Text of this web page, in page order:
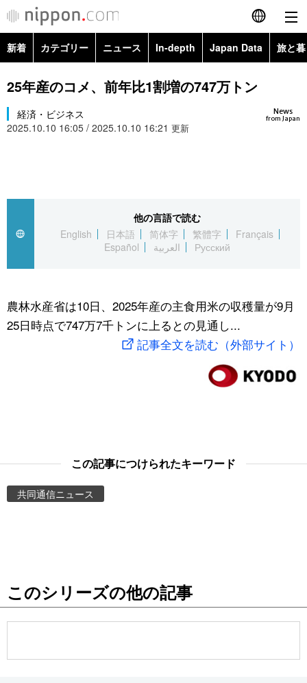
English
简体字
カテゴリー
文化
動画/Live
Images
お知らせ
新着 カテゴリー ニュース In-depth Japan Data 旅と
政治・外交
経済・ビジネス
スポーツ・東京2020
Images
25年産のコメ、前年比1割増の747万トン
News
from Japan
経済・ビジネス
2025.10.10 16:05 / 2025.10.10 16:21 更新
他の言語で読む
English
日本語 简体字 繁體字
Français
Español
العربية Русский
農林水産省は10日、2025年産の主食用米の収穫量が9月
25日時点で747万7千トンに上るとの見通し...
記事全文を読む（外部サイト）
この記事につけられたキーワード
共同通信ニュース
このシリーズの他の記事